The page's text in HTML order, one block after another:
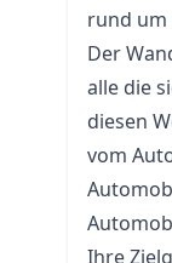
rund um
Der
alle die
diesen
vom
Ihre